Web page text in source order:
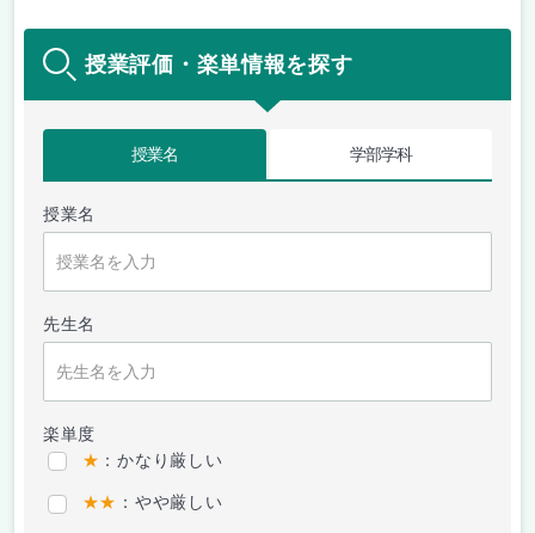
授業評価・楽単情報を探す
授業名 学部学科
授業名
先生名
楽単度
★ ：かなり厳しい
★★ ：やや厳しい